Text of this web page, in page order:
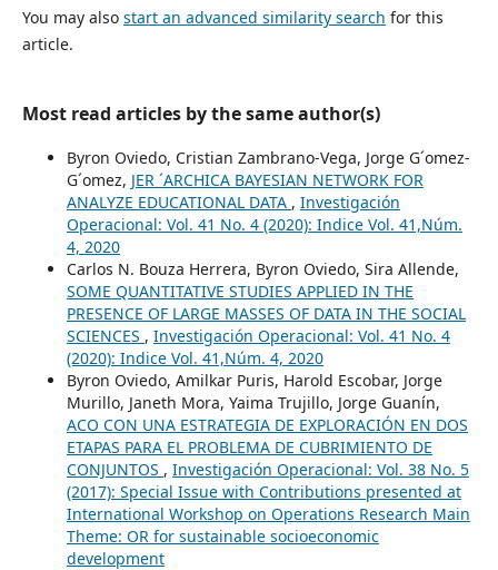
You may also start an advanced similarity search for this
article.
Most read articles by the same author(s)
Byron Oviedo, Cristian Zambrano-Vega, Jorge G´omez-
G´omez, JER ´ARCHICA BAYESIAN NETWORK FOR
ANALYZE EDUCATIONAL DATA , Investigación
Operacional: Vol. 41 No. 4 (2020): Indice Vol. 41,Núm.
4, 2020
Carlos N. Bouza Herrera, Byron Oviedo, Sira Allende,
SOME QUANTITATIVE STUDIES APPLIED IN THE
PRESENCE OF LARGE MASSES OF DATA IN THE SOCIAL
SCIENCES , Investigación Operacional: Vol. 41 No. 4
(2020): Indice Vol. 41,Núm. 4, 2020
Byron Oviedo, Amilkar Puris, Harold Escobar, Jorge
Murillo, Janeth Mora, Yaima Trujillo, Jorge Guanín,
ACO CON UNA ESTRATEGIA DE EXPLORACIÓN EN DOS
ETAPAS PARA EL PROBLEMA DE CUBRIMIENTO DE
CONJUNTOS , Investigación Operacional: Vol. 38 No. 5
(2017): Special Issue with Contributions presented at
International Workshop on Operations Research Main
Theme: OR for sustainable socioeconomic
development